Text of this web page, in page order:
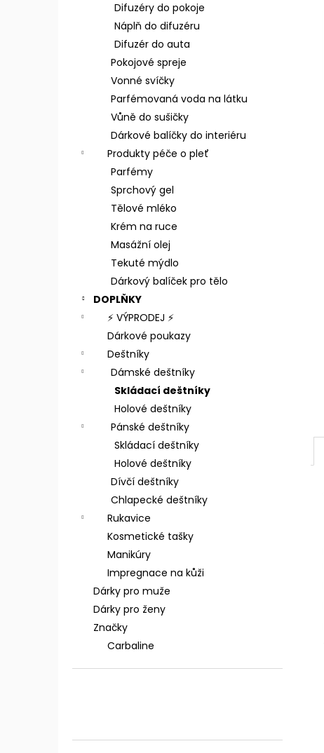
Difuzéry do pokoje
Náplň do difuzéru
Difuzér do auta
Pokojové spreje
Vonné svíčky
Parfémovaná voda na látku
Vůně do sušičky
Dárkové balíčky do interiéru
Produkty péče o pleť
Parfémy
Sprchový gel
Tělové mléko
Krém na ruce
Masážní olej
Tekuté mýdlo
Dárkový balíček pro tělo
DOPLŇKY
⚡️ VÝPRODEJ ⚡️
Dárkové poukazy
Deštníky
Dámské deštníky
Skládací deštníky
Holové deštníky
Pánské deštníky
Skládací deštníky
Holové deštníky
Dívčí deštníky
Chlapecké deštníky
Rukavice
Kosmetické tašky
Manikúry
Impregnace na kůži
Dárky pro muže
Dárky pro ženy
Značky
Carbaline